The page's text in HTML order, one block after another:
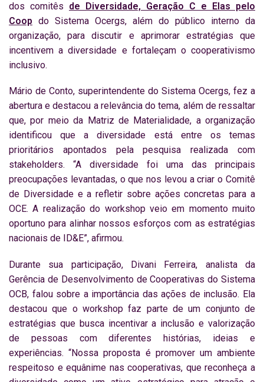
dos comitês de Diversidade, Geração C e Elas pelo
Coop do Sistema Ocergs, além do público interno da
organização, para discutir e aprimorar estratégias que
incentivem a diversidade e fortaleçam o cooperativismo
inclusivo.
Mário de Conto, superintendente do Sistema Ocergs, fez a
abertura e destacou a relevância do tema, além de ressaltar
que, por meio da Matriz de Materialidade, a organização
identificou que a diversidade está entre os temas
prioritários apontados pela pesquisa realizada com
stakeholders. “A diversidade foi uma das principais
preocupações levantadas, o que nos levou a criar o Comitê
de Diversidade e a refletir sobre ações concretas para a
OCE. A realização do workshop veio em momento muito
oportuno para alinhar nossos esforços com as estratégias
nacionais de ID&E”, afirmou.
Durante sua participação, Divani Ferreira, analista da
Gerência de Desenvolvimento de Cooperativas do Sistema
OCB, falou sobre a importância das ações de inclusão. Ela
destacou que o workshop faz parte de um conjunto de
estratégias que busca incentivar a inclusão e valorização
de pessoas com diferentes histórias, ideias e
experiências. “Nossa proposta é promover um ambiente
respeitoso e equânime nas cooperativas, que reconheça a